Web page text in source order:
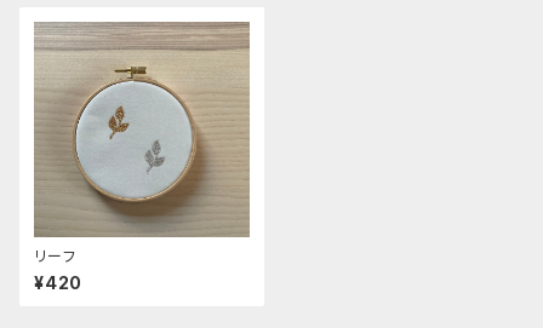
リーフ
¥420